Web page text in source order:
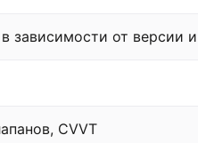
в зависимости от версии
CVVT